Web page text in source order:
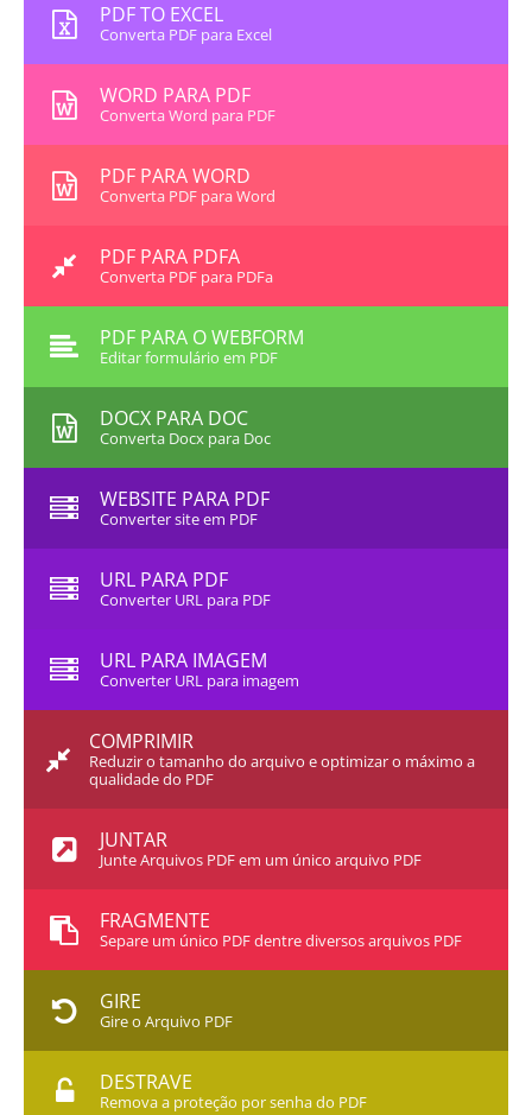
PDF TO EXCEL
Converta PDF para Excel
WORD PARA PDF
Converta Word para PDF
PDF PARA WORD
Converta PDF para Word
PDF PARA PDFA
Converta PDF para PDFa
PDF PARA O WEBFORM
Editar formulário em PDF
DOCX PARA DOC
Converta Docx para Doc
WEBSITE PARA PDF
Converter site em PDF
URL PARA PDF
Converter URL para PDF
URL PARA IMAGEM
Converter URL para imagem
COMPRIMIR
Reduzir o tamanho do arquivo e optimizar o máximo a
qualidade do PDF
JUNTAR
Junte Arquivos PDF em um único arquivo PDF
FRAGMENTE
Separe um único PDF dentre diversos arquivos PDF
GIRE
Gire o Arquivo PDF
DESTRAVE
Remova a proteção por senha do PDF